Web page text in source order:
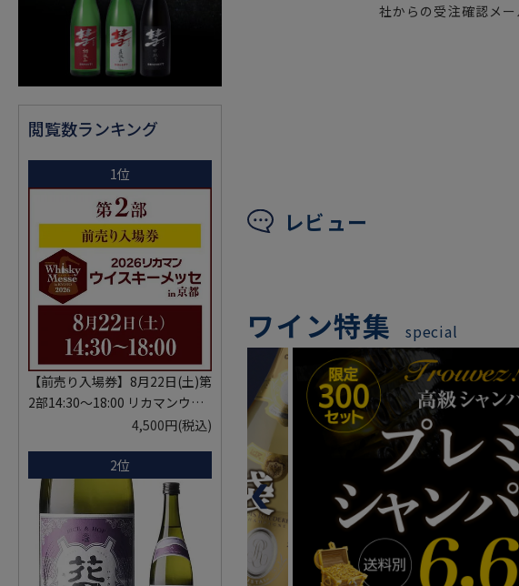
閲覧数ランキング
1位
【前売り入場券】8月22日(土)第
2部14:30～18:00 リカマンウイ
スキーメッセ in京都 2026 1枚
中旬】にメールにて配信予定
※代引き決済不可
4,500円(税込)
2位
社からの受注確認メー
レビュー
ワイン特集 special